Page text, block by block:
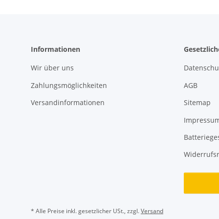
Informationen
Wir über uns
Zahlungsmöglichkeiten
Versandinformationen
AGB
Sitemap
* Alle Preise inkl. gesetzlicher USt., zzgl.Versand